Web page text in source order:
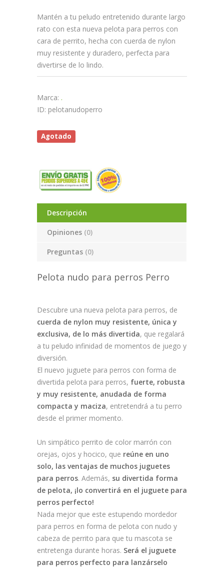
Mantén a tu peludo entretenido durante largo
rato con esta nueva pelota para perros con
cara de perrito, hecha con cuerda de nylon
muy resistente y duradero, perfecta para
divertirse de lo lindo.
Marca: .
ID: pelotanudoperro
Agotado
Descripción
Opiniones (0)
Preguntas (0)
Pelota nudo para perros Perro
Descubre una nueva pelota para perros, de
cuerda de nylon muy resistente, única y
exclusiva, de lo más divertida, que regalará
a tu peludo infinidad de momentos de juego y
diversión.
El nuevo juguete para perros con forma de
divertida pelota para perros, fuerte, robusta
y muy resistente, anudada de forma
compacta y maciza, entretendrá a tu perro
desde el primer momento.
Un simpático perrito de color marrón con
orejas, ojos y hocico, que reúne en uno
solo, las ventajas de muchos juguetes
para perros. Además, su divertida forma
de pelota, ¡lo convertirá en el juguete para
perros perfecto!
Nada mejor que este estupendo mordedor
para perros en forma de pelota con nudo y
cabeza de perrito para que tu mascota se
entretenga durante horas. Será el juguete
para perros perfecto para lanzárselo